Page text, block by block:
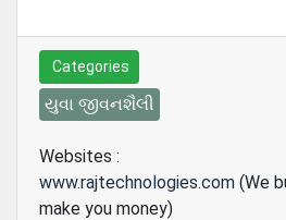
Categories
યુવા જીવનશૈલી
Websites :
www.rajtechnologies.com (We
make you money)